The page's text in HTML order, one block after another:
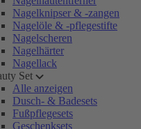
Nagelknipser & -zangen
Nagelöle & -pflegestifte
Nagelscheren
Nagelhärter
Nagellack
Set
Alle anzeigen
Dusch- & Badesets
Fußpflegesets
Geschenksets